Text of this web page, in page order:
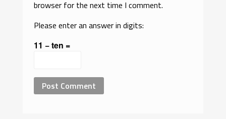
browser for the next time I comment.
Please enter an answer in digits:
11 − ten =